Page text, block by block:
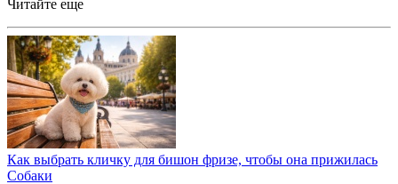
Читайте еще
Как выбрать кличку для бишон фризе, чтобы она прижилась
Собаки